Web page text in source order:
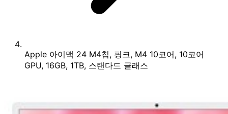
Apple 아이맥 24 M4칩, 핑크, M4 10코어, 10코어
GPU, 16GB, 1TB, 스탠다드 글래스